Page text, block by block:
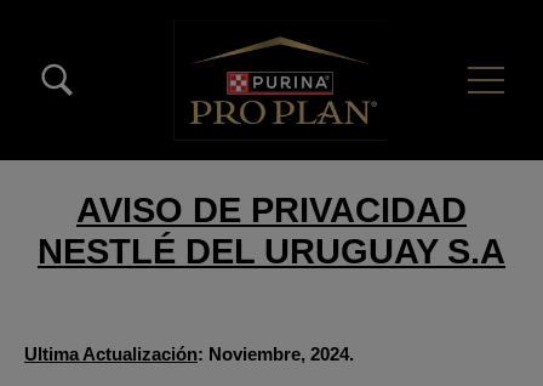
AVISO DE PRIVACIDAD
NESTLÉ DEL URUGUAY S.A
Ultima Actualización: Noviembre, 2024.